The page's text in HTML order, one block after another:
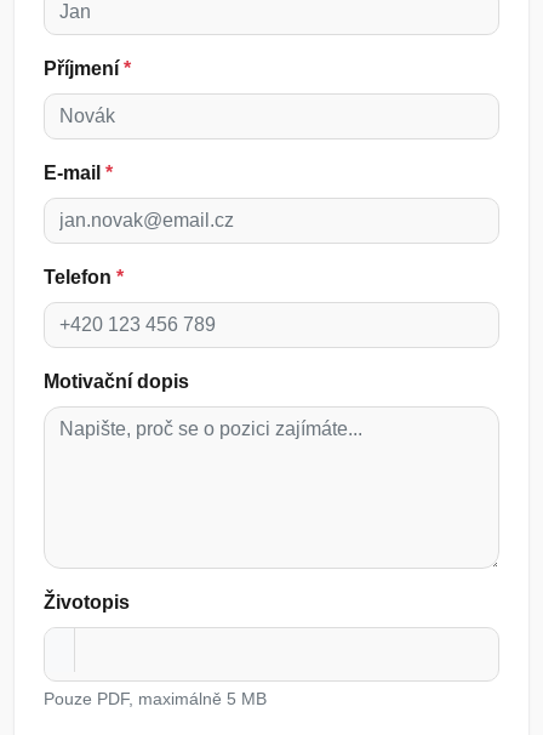
Příjmení *
E-mail *
Telefon *
Motivační dopis
Životopis
Pouze PDF, maximálně 5 MB